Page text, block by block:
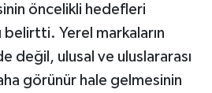
öncelikli hedefleri
belirtti. Yerel markaların
değil, ulusal ve uluslararası
görünür hale gelmesinin